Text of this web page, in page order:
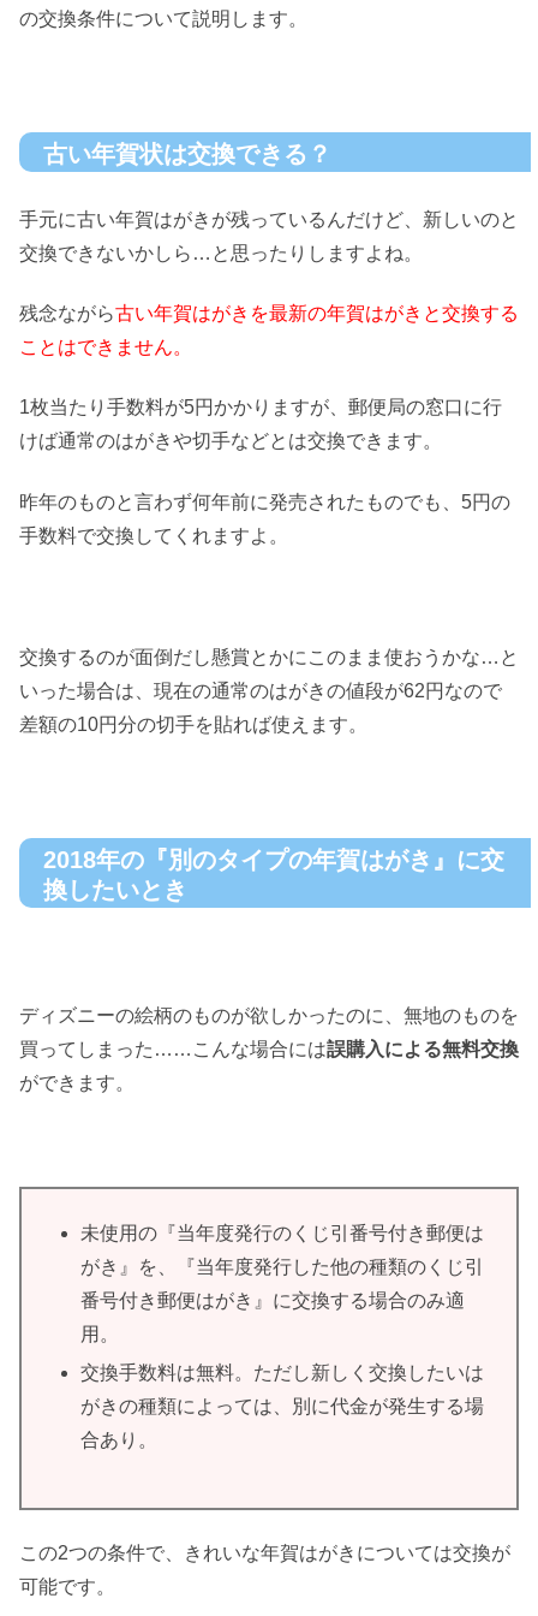
の交換条件について説明します。
古い年賀状は交換できる？
手元に古い年賀はがきが残っているんだけど、新しいのと
交換できないかしら…と思ったりしますよね。
残念ながら古い年賀はがきを最新の年賀はがきと交換する
ことはできません。
1枚当たり手数料が5円かかりますが、郵便局の窓口に行
けば通常のはがきや切手などとは交換できます。
昨年のものと言わず何年前に発売されたものでも、5円の
手数料で交換してくれますよ。
交換するのが面倒だし懸賞とかにこのまま使おうかな…と
いった場合は、現在の通常のはがきの値段が62円なので
差額の10円分の切手を貼れば使えます。
2018年の『別のタイプの年賀はがき』に交
換したいとき
ディズニーの絵柄のものが欲しかったのに、無地のものを
買ってしまった……こんな場合には誤購入による無料交換
ができます。
未使用の『当年度発行のくじ引番号付き郵便は
がき』を、『当年度発行した他の種類のくじ引
番号付き郵便はがき』に交換する場合のみ適
用。
交換手数料は無料。ただし新しく交換したいは
がきの種類によっては、別に代金が発生する場
合あり。
この2つの条件で、きれいな年賀はがきについては交換が
可能です。